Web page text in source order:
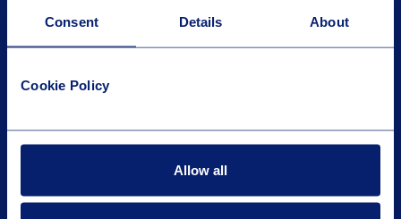
Consent Details About
Cookie Policy
Allow all
GLOBALCONNECT
Karriere
Personvern og informasjonskapsler